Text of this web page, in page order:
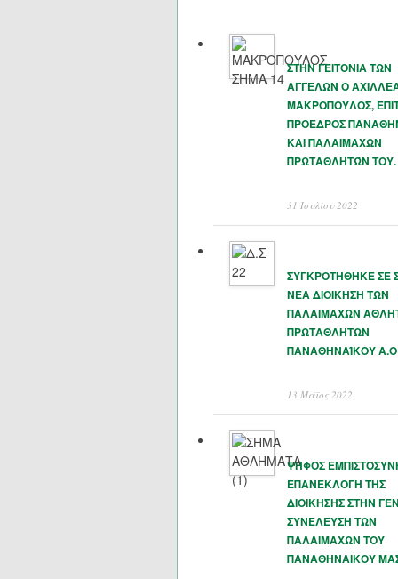
ΣΤΗΝ ΓΕΙΤΟΝΙΑ ΤΩΝ
ΑΓΓΕΛΩΝ Ο
ΜΑΚΡΟΠΟΥΛΟΣ,
ΠΡΟΕΔΡΟΣ
ΚΑΙ ΠΑΛΑΙΜΑΧΩΝ
ΠΡΩΤΑΘΛΗΤΏΝ ΤΟΥ.
31 Ιουλίου 2022
ΣΥΓΚΡΟΤΗΘΗΚΕ ΣΕ
ΝΕΑ ΔΙΟΙΚΗΣΗ ΤΩΝ
ΠΑΛΑΙΜΑΧΩΝ
ΠΡΩΤΑΘΛΗΤΩΝ
ΠΑΝΑΘΗΝΑΊΚΟΥ Α.Ο
13 Μάϊος 2022
ΨΗΦΟΣ
ΕΠΑΝΕΚΛΟΓΗ ΤΗΣ
ΔΙΟΙΚΗΣΗΣ ΣΤΗΝ
ΣΥΝΕΛΕΥΣΗ ΤΩΝ
ΠΑΛΑΙΜΑΧΩΝ ΤΟΥ
ΠΑΝΑΘΗΝΑΙΚΟΥ